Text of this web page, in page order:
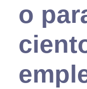
o